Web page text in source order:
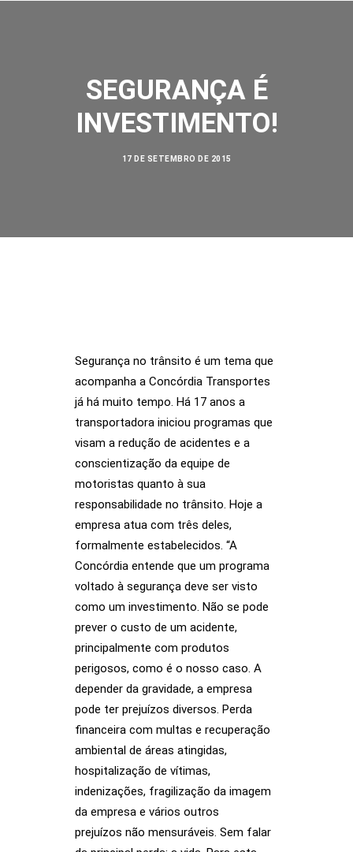
SEGURANÇA É
INVESTIMENTO!
17 DE SETEMBRO DE 2015
Segurança no trânsito é um tema que
acompanha a Concórdia Transportes
já há muito tempo. Há 17 anos a
transportadora iniciou programas que
visam a redução de acidentes e a
conscientização da equipe de
motoristas quanto à sua
responsabilidade no trânsito. Hoje a
empresa atua com três deles,
formalmente estabelecidos. “A
Concórdia entende que um programa
voltado à segurança deve ser visto
como um investimento. Não se pode
prever o custo de um acidente,
principalmente com produtos
perigosos, como é o nosso caso. A
depender da gravidade, a empresa
pode ter prejuízos diversos. Perda
financeira com multas e recuperação
ambiental de áreas atingidas,
hospitalização de vítimas,
indenizações, fragilização da imagem
da empresa e vários outros
prejuízos não mensuráveis. Sem falar